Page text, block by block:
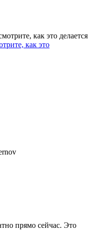
как это
прямо сейчас. Это